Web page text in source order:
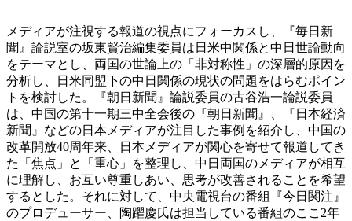
メディアが注視する報道の視点にフォーカスし、『毎日新
聞』論説室の坂東賢治編集委員は日米中関係と中日世論動向
をテーマとし、両国の世論上の「非対称性」の深層的原因を
分析し、日米同盟下の中日関係の現状の問題をはらむポイン
トを検討した。『朝日新聞』論説委員の古谷浩一論説委員
は、中国の第十一期三中全会後の『朝日新聞』、『日本経済
新聞』などの日本メディアが注目した事例を紹介し、中国の
改革開放40周年来、日本メディアが関心を寄せて報道してき
た「焦点」と「重心」を整理し、中日両国のメディアが相互
に理解し、お互い尊重しあい、思考が改善されることを希望
するとした。それに対して、中央電視台の番組『今日関注』
のプロデューサー、陶躍慶氏は担当している番組のここ2年